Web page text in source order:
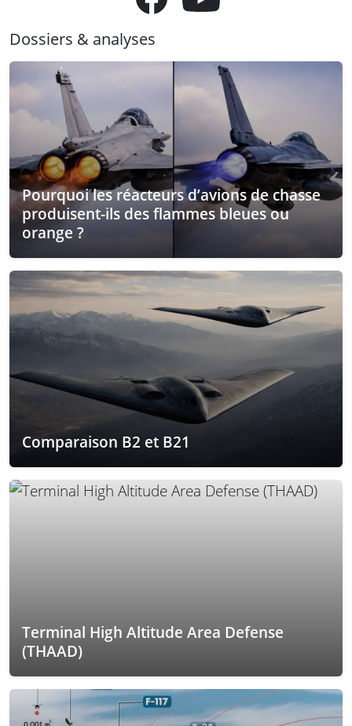
Dossiers & analyses
Pourquoi les réacteurs d’avions de chasse
produisent-ils des flammes bleues ou
orange ?
Comparaison B2 et B21
Terminal High Altitude Area Defense
(THAAD)